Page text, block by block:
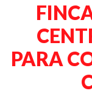
PARA